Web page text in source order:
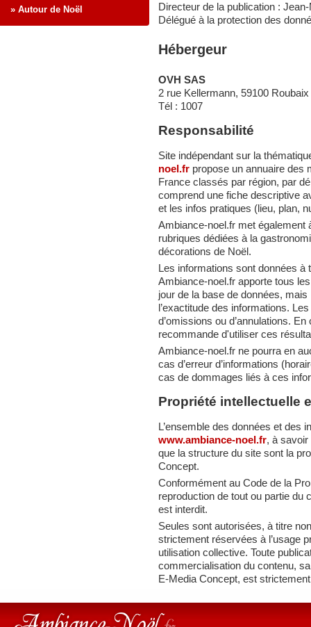
Directeur de la publication :
Délégué à la protection des
Hébergeur
OVH SAS
2 rue Kellermann, 59100
Tél : 1007
Responsabilité
Site indépendant sur la
noel.fr propose un annuaire des
France classés par région, par
comprend une fiche descriptive
et les infos pratiques (lieu, plan,
Ambiance-noel.fr met également
rubriques dédiées à la
décorations de Noël.
Les informations sont données à
Ambiance-noel.fr apporte tous
jour de la base de données,
l’exactitude des informations.
d’omissions ou d’annulations.
recommande d'utiliser ces
Ambiance-noel.fr ne pourra en
cas d’erreur d’informations
cas de dommages liés à ces
Propriété intellectuelle
L’ensemble des données et des
www.ambiance-noel.fr, à
que la structure du site sont la
Concept.
Conformément au Code de la
reproduction de tout ou partie du
est interdit.
Seules sont autorisées, à titre
strictement réservées à l’usage
utilisation collective. Toute
commercialisation du contenu,
E-Media Concept, est
» Autour de Noël